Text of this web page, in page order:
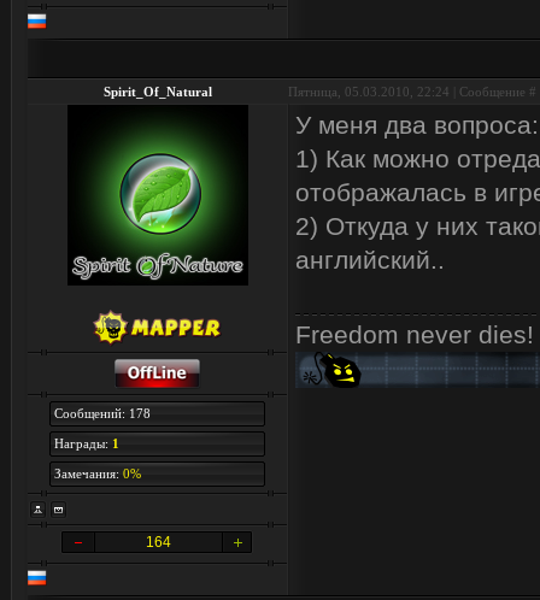
Spirit_Of_Natural Пятница, 05.03.2010, 22:24 | Сообщение #
Сообщений: 178
Награды: 1
Замечания: 0%
164
У меня два вопроса:
1) Как можно
отображалась в
2) Откуда у них
английский..
Freedom never dies!